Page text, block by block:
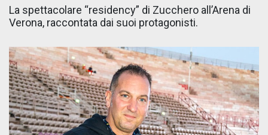
La spettacolare “residency” di Zucchero all’Arena di
Verona, raccontata dai suoi protagonisti.